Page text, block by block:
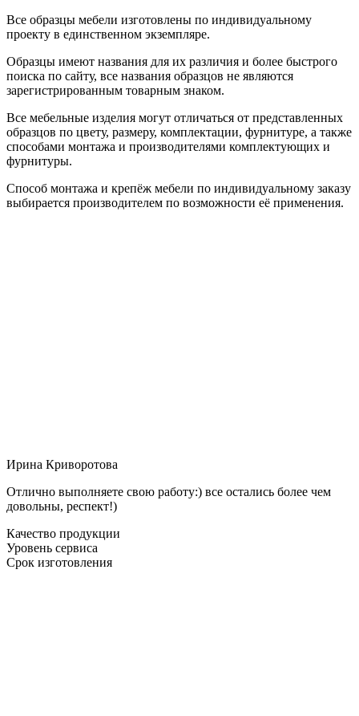
Все образцы мебели изготовлены по индивидуальному
проекту в единственном экземпляре.
Образцы имеют названия для их различия и более быстрого
поиска по сайту, все названия образцов не являются
зарегистрированным товарным знаком.
Все мебельные изделия могут отличаться от представленных
образцов по цвету, размеру, комплектации, фурнитуре, а также
способами монтажа и производителями комплектующих и
фурнитуры.
Способ монтажа и крепёж мебели по индивидуальному заказу
выбирается производителем по возможности её применения.
Ирина Криворотова
Отлично выполняете свою работу:) все остались более чем
довольны, респект!)
Качество продукции
Уровень сервиса
Срок изготовления